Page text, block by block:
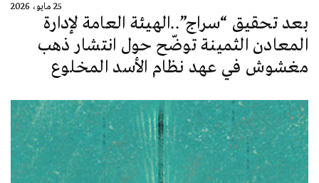
25 مايو، 2026
بعد تحقيق “سراج”..الهيئة العامة لإدارة
المعادن الثمينة توضّح حول انتشار ذهب
مغشوش في عهد نظام الأسد المخلوع